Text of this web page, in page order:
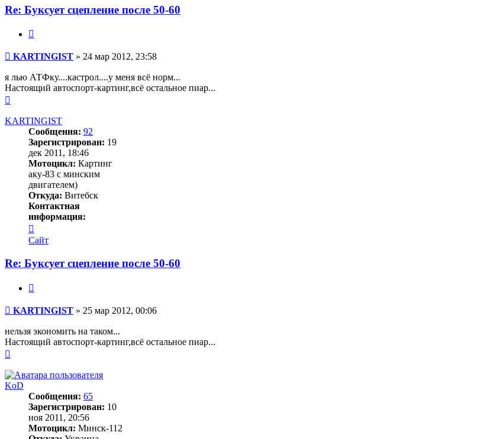
Re: Буксует сцепление после 50-60
Сообщение
KARTINGIST » 24 мар 2012, 23:58
я лью АТФку....кастрол....у меня всё норм...
Настоящий автоспорт-картинг,всё остальное пиар...
началу
KARTINGIST
Сообщения: 92
Зарегистрирован: 19
дек 2011, 18:46
Мотоцикл: Картинг
аку-83 с минским
двигателем)
Откуда: Витебск
Контактная
информация:
информация
пользователя
Сайт
Re: Буксует сцепление после 50-60
Сообщение
KARTINGIST » 25 мар 2012, 00:06
нельзя экономить на таком...
Настоящий автоспорт-картинг,всё остальное пиар...
началу
KoD
Сообщения: 65
Зарегистрирован: 10
ноя 2011, 20:56
Мотоцикл: Минск-112